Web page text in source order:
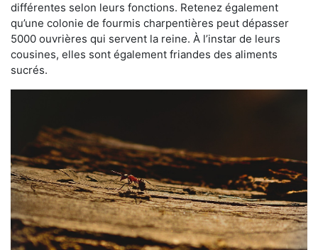
différentes selon leurs fonctions. Retenez également
qu’une colonie de fourmis charpentières peut dépasser
5000 ouvrières qui servent la reine. À l’instar de leurs
cousines, elles sont également friandes des aliments
sucrés.